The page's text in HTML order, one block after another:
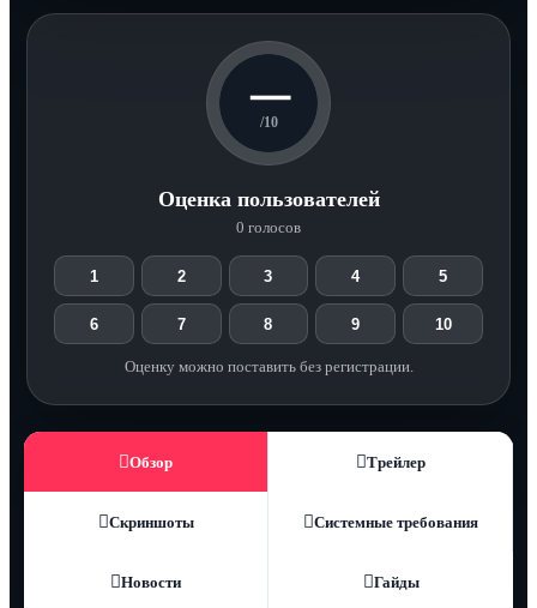
—
/10
Оценка пользователей
0 голосов
1 2 3 4 5
6 7 8 9 10
Оценку можно поставить без регистрации.
Обзор Трейлер
Скриншоты Системные требования
Новости Гайды